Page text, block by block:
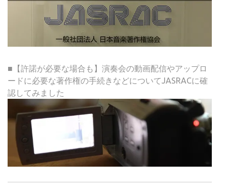
■【許諾が必要な場合も】演奏会の動画配信やアップロ
ードに必要な著作権の手続きなどについてJASRACに確
認してみました